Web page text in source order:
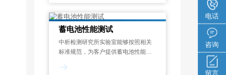
电话
咨询
留言
程。其目的在于验证腰带是否符合国
家强制性
蓄电池性能测试
中析检测研究所实验室能够按照相关
标准规范，为客户提供蓄电池性能测
开路电压测量、内阻测试、寿命测